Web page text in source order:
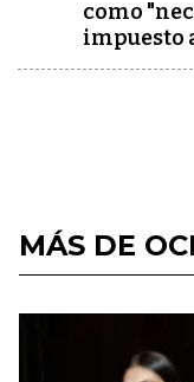
como
impuesto
MÁS DE